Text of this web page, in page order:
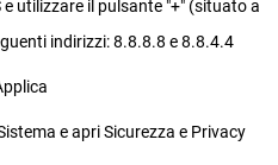
e utilizzare il pulsante "+" (situato a
indirizzi: 8.8.8.8 e 8.8.4.4
e apri Sicurezza e Privacy